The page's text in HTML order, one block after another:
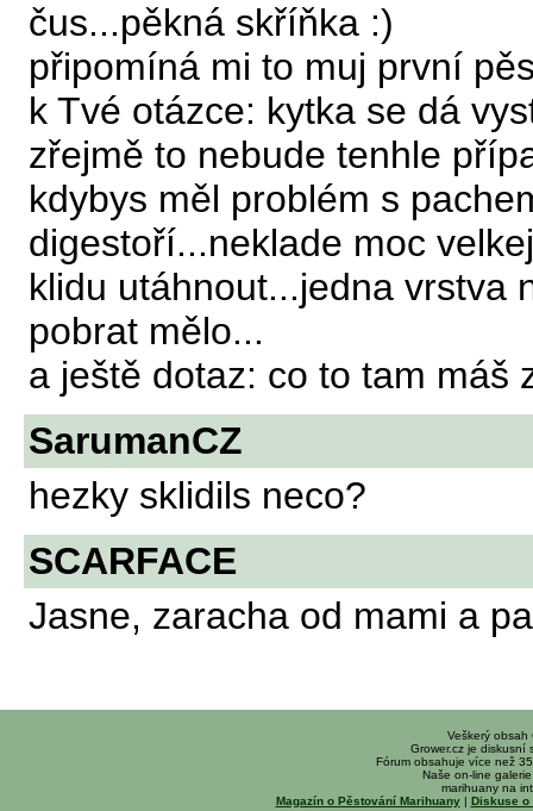
čus...pěkná skříňka :)
připomíná mi to muj první
k Tvé otázce: kytka se dá
zřejmě to nebude tenhle
kdybys měl problém s
digestoří...neklade moc
klidu utáhnout...jedna vrstva
pobrat mělo...
a ještě dotaz: co to tam máš
SarumanCZ
hezky sklidils neco?
SCARFACE
Jasne, zaracha od mami a
Veškerý obsah
Grower.cz je diskusní
Fórum obsahuje více než
Naše on-line
marihuany na
Magazín o Pěstování Marihuany| Diskuse o